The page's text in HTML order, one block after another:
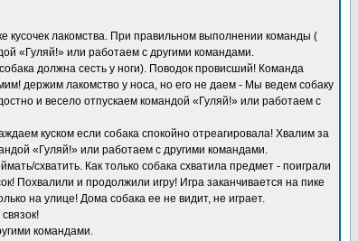
кусочек лакомства. При правильном выполнении команды (
«Гуляй!» или работаем с другими командами.
должна сесть у ноги). Поводок провисший! Команда
держим лакомство у носа, но его не даем - Мы ведем собаку
и весело отпускаем командой «Гуляй!» или работаем с
куском если собака спокойно отреагировала! Хвалим за
«Гуляй!» или работаем с другими командами.
схватить. Как только собака схватила предмет - поиграли
Похвалили и продолжили игру! Игра заканчивается на пике
на улице! Дома собака ее не видит, не играет.
командами.